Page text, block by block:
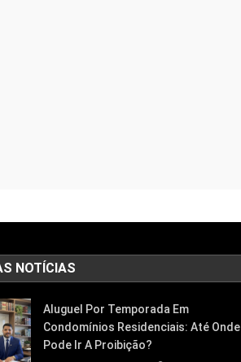
NOTÍCIAS
Aluguel Por Temporada Em
Condomínios Residenciais: Até Onde
Pode Ir A Proibição?